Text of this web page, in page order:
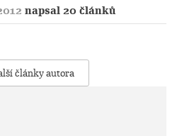
napsal 20 článků
články autora